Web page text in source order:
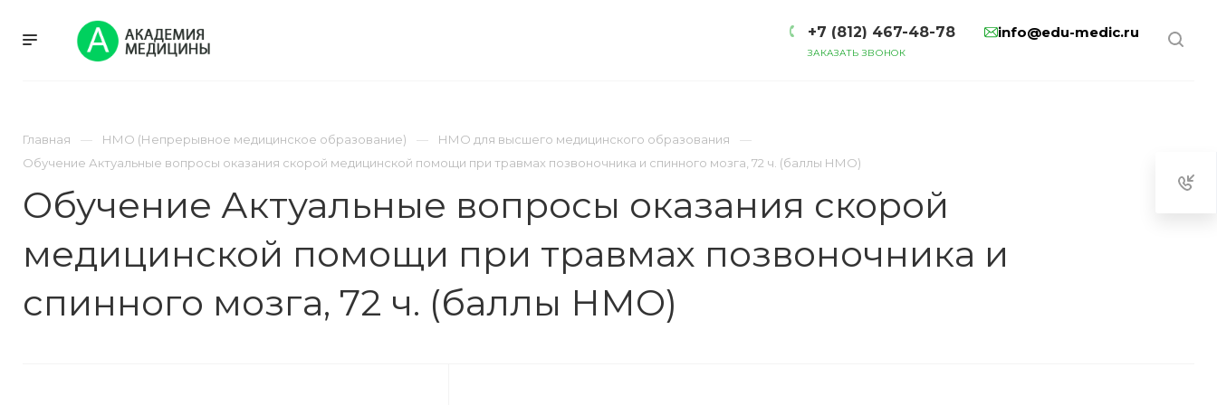
+7 (812) 467-48-78
ЗАКАЗАТЬ ЗВОНОК
info@edu-medic.ru
Главная НМО (Непрерывное медицинское образование)
НМО для высшего медицинского образования
Обучение Актуальные вопросы оказания скорой медицинской помощи при травмах позвоночника и спинного мозга, 72 ч. (баллы НМО)
Обучение Актуальные вопросы оказания скорой
медицинской помощи при травмах позвоночника и
спинного мозга, 72 ч. (баллы НМО)